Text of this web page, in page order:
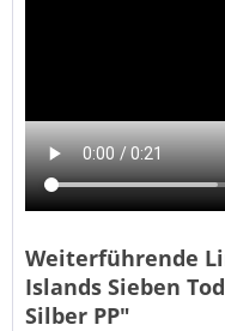
Weiterführende
Islands Sieben
Silber PP"